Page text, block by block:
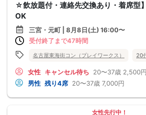
☆飲放題付・連絡先交換あり・着席型
OK
三宮・元町 | 8月8日(土) 16:00〜
受付終了まで47時間
名古屋東海街コン（プレイワークス） 20
女性 キャンセル待ち 20〜37歳 2,500円
男性 残り4席 20〜37歳 7,000円
女性先行中！